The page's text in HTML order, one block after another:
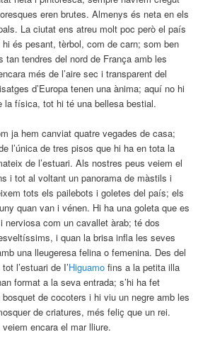
eren brutes. Almenys és neta en els
La ciutat ens atreu molt poc però el país
és pesant, tèrbol, com de carn; som ben
tan tendres del nord de França amb les
més de l’aire sec i transparent del
d’Europa tenen una ànima; aquí no hi
la física, tot hi té una bellesa bestial.
ja hem canviat quatre vegades de casa;
l’única de tres pisos que hi ha en tota la
de l’estuari. Als nostres peus veiem el
i tot al voltant un panorama de màstils i
tots els pailebots i goletes del país; els
quan van i vénen. Hi ha una goleta que es
nerviosa com un cavallet àrab; té dos
i quan la brisa infla les seves
una lleugeresa felina o femenina. Des del
l’estuari de I’Higuamofins a la petita illa
format a la seva entrada; s’hi ha fet
de cocoters i hi viu un negre amb les
de criatures, més feliç que un rei.
veiem encara el mar lliure.